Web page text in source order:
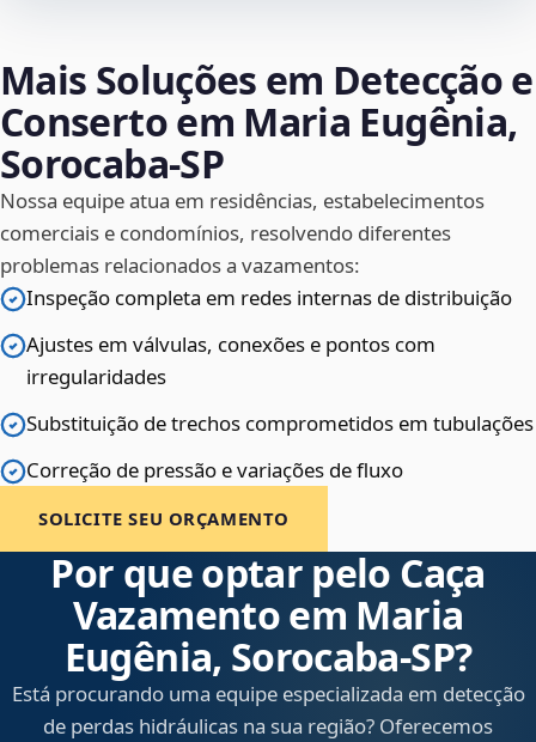
Mais Soluções em Detecção e
Conserto em Maria Eugênia,
Sorocaba‑SP
Nossa equipe atua em residências, estabelecimentos
comerciais e condomínios, resolvendo diferentes
problemas relacionados a vazamentos:
Inspeção completa em redes internas de distribuição
Ajustes em válvulas, conexões e pontos com
irregularidades
Substituição de trechos comprometidos em tubulações
Correção de pressão e variações de fluxo
SOLICITE SEU ORÇAMENTO
Por que optar pelo Caça
Vazamento em Maria
Eugênia, Sorocaba‑SP?
Está procurando uma equipe especializada em detecção
de perdas hidráulicas na sua região? Oferecemos